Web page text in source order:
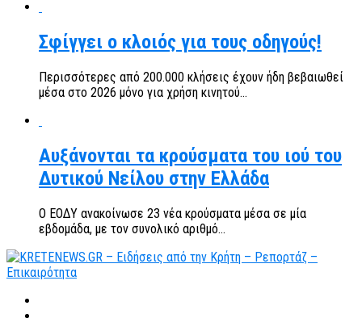
Σφίγγει ο κλοιός για τους οδηγούς!
Περισσότερες από 200.000 κλήσεις έχουν ήδη βεβαιωθεί
μέσα στο 2026 μόνο για χρήση κινητού...
Αυξάνονται τα κρούσματα του ιού του
Δυτικού Νείλου στην Ελλάδα
Ο ΕΟΔΥ ανακοίνωσε 23 νέα κρούσματα μέσα σε μία
εβδομάδα, με τον συνολικό αριθμό...